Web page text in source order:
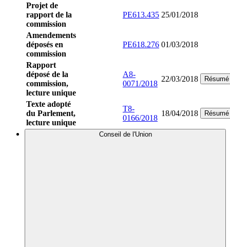
Projet de
rapport de la
commission
PE613.435 25/01/2018
Amendements
déposés en
commission
PE618.276 01/03/2018
Rapport
déposé de la
commission,
lecture unique
A8-
0071/2018
22/03/2018 Résumé
Texte adopté
du Parlement,
lecture unique
T8-
0166/2018
18/04/2018 Résumé
Conseil de l'Union